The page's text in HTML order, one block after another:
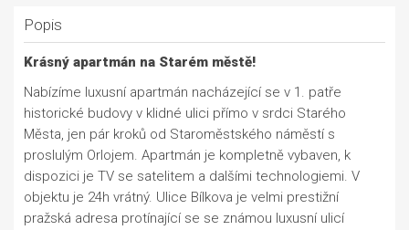
Popis
Krásný apartmán na Starém městě!
Nabízíme luxusní apartmán nacházející se v 1. patře
historické budovy v klidné ulici přímo v srdci Starého
Města, jen pár kroků od Staroměstského náměstí s
proslulým Orlojem. Apartmán je kompletně vybaven, k
dispozici je TV se satelitem a dalšími technologiemi. V
objektu je 24h vrátný. Ulice Bílkova je velmi prestižní
pražská adresa protínající se se známou luxusní ulicí